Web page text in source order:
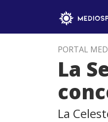
PORTAL
La
La